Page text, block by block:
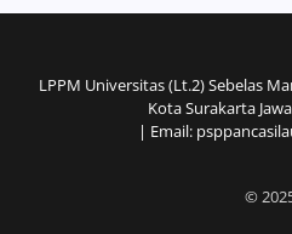
LPPM Universitas (Lt.2) Sebelas
Kota Surakarta
| Email:
©